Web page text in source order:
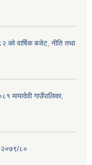
को वार्षिक बजेट, नीति तथा
मायादेवी गाउँपालिका,
८०